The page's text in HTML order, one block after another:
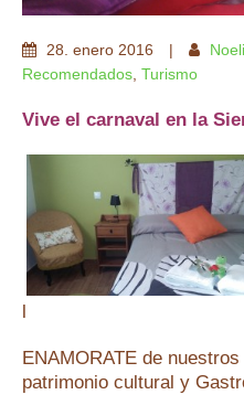
28 enero 2016
Recomendados Turismo
Vive el carnaval en la
l
ENAMORATE de
patrimonio cultural y